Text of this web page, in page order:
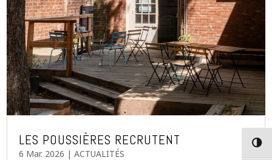
LES POUSSIÈRES RECRUTENT
6 Mar. 2026 |ACTUALITÉS